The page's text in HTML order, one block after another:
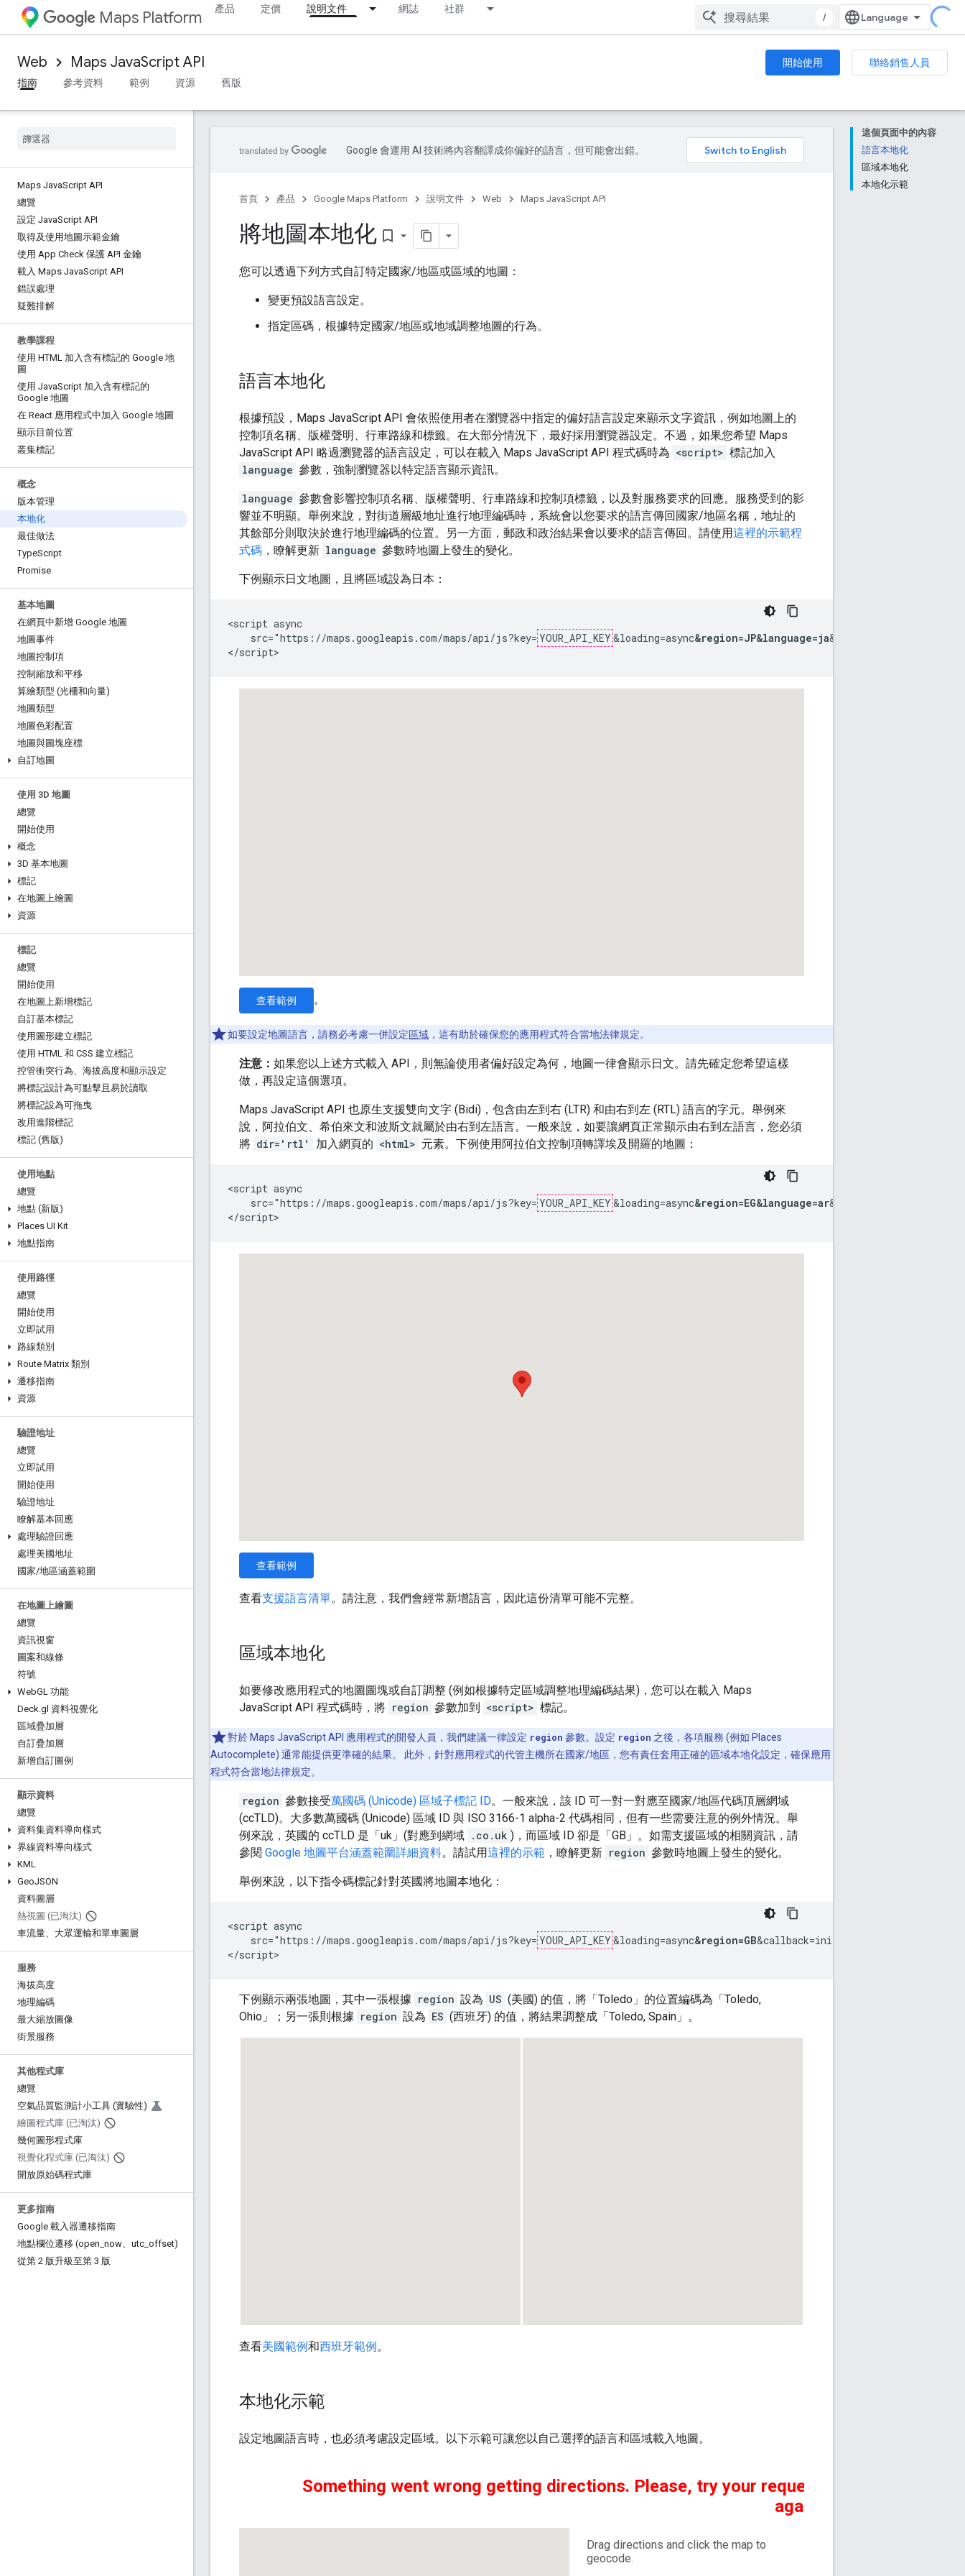
Maps Platform 產品 定價 說明文件 網誌 社群
/
Web Maps JavaScript API 開始使用
聯絡銷售人員
指南
參考資料 範例 資源 舊版
Maps JavaScript API
總覽
設定 JavaScript API
取得及使用地圖示範金鑰
使用 App Check 保護 API 金鑰
載入 Maps JavaScript API
錯誤處理
疑難排解
教學課程
使用 HTML 加入含有標記的 Google 地
圖
使用 JavaScript 加入含有標記的
Google 地圖
在 React 應用程式中加入 Google 地圖
顯示目前位置
叢集標記
概念
版本管理
本地化
最佳做法
TypeScript
Promise
基本地圖
在網頁中新增 Google 地圖
地圖事件
地圖控制項
控制縮放和平移
算繪類型 (光柵和向量)
地圖類型
地圖色彩配置
地圖與圖塊座標
自訂地圖
使用 3D 地圖
總覽
開始使用
概念
3D 基本地圖
標記
在地圖上繪圖
資源
標記
總覽
開始使用
在地圖上新增標記
自訂基本標記
使用圖形建立標記
使用 HTML 和 CSS 建立標記
控管衝突行為、海拔高度和顯示設定
將標記設計為可點擊且易於讀取
將標記設為可拖曳
改用進階標記
標記 (舊版)
使用地點
總覽
地點 (新版)
Places UI Kit
地點指南
使用路徑
總覽
開始使用
立即試用
路線類別
Route Matrix 類別
遷移指南
資源
驗證地址
總覽
立即試用
開始使用
驗證地址
瞭解基本回應
處理驗證回應
處理美國地址
國家/地區涵蓋範圍
在地圖上繪圖
總覽
資訊視窗
圖案和線條
符號
WebGL 功能
Deck.gl 資料視覺化
區域疊加層
自訂疊加層
新增自訂圖例
顯示資料
總覽
資料集資料導向樣式
界線資料導向樣式
KML
GeoJSON
資料圖層
熱視圖 (已淘汰)
車流量、大眾運輸和單車圖層
服務
海拔高度
地理編碼
最大縮放圖像
街景服務
其他程式庫
總覽
空氣品質監測計小工具 (實驗性)
繪圖程式庫 (已淘汰)
幾何圖形程式庫
視覺化程式庫 (已淘汰)
開放原始碼程式庫
更多指南
Google 載入器遷移指南
地點欄位遷移 (open now、utc offset)
從第 2 版升級至第 3 版
這個頁面中的內容
語言本地化
區域本地化
本地化示範
Google 會運用 AI 技術將內容翻譯成你偏好的語言，但可能會出錯。
首頁 產品 Google Maps Platform 說明文件 Web Maps JavaScript API
將地圖本地化 bookmark_border
您可以透過下列方式自訂特定國家/地區或區域的地圖：
變更預設語言設定。
指定區碼，根據特定國家/地區或地域調整地圖的行為。
語言本地化
根據預設，Maps JavaScript API 會依照使用者在瀏覽器中指定的偏好語言設定來顯示文字資訊，例如地圖上的
控制項名稱、版權聲明、行車路線和標籤。在大部分情況下，最好採用瀏覽器設定。不過，如果您希望 Maps
JavaScript API 略過瀏覽器的語言設定，可以在載入 Maps JavaScript API 程式碼時為 <script> 標記加入
language 參數，強制瀏覽器以特定語言顯示資訊。
language 參數會影響控制項名稱、版權聲明、行車路線和控制項標籤，以及對服務要求的回應。服務受到的影
響並不明顯。舉例來說，對街道層級地址進行地理編碼時，系統會以您要求的語言傳回國家/地區名稱，地址的
其餘部分則取決於進行地理編碼的位置。另一方面，郵政和政治結果會以要求的語言傳回。請使用這裡的示範程
式碼 ，瞭解更新 language 參數時地圖上發生的變化。
下例顯示日文地圖，且將區域設為日本：
<script async
    src="https://maps.googleapis.com/maps/api/js?key=
YOUR_API_KEY &loading=async&region=JP&language=ja&callback=initMap">
</script>
查看範例 。
如要設定地圖語言，請務必考慮一併設定區域 ，這有助於確保您的應用程式符合當地法律規定。
注意： 如果您以上述方式載入 API，則無論使用者偏好設定為何，地圖一律會顯示日文。請先確定您希望這樣
做，再設定這個選項。
Maps JavaScript API 也原生支援雙向文字 (Bidi)，包含由左到右 (LTR) 和由右到左 (RTL) 語言的字元。舉例來
說，阿拉伯文、希伯來文和波斯文就屬於由右到左語言。一般來說，如要讓網頁正常顯示由右到左語言，您必須
將 dir='rtl' 加入網頁的 <html> 元素。下例使用阿拉伯文控制項轉譯埃及開羅的地圖：
<script async
    src="https://maps.googleapis.com/maps/api/js?key=
YOUR_API_KEY &loading=async&region=EG&language=ar&callback=initMap">
</script>
查看範例
查看支援語言清單。請注意，我們會經常新增語言，因此這份清單可能不完整。
區域本地化
如要修改應用程式的地圖圖塊或自訂調整 (例如根據特定區域調整地理編碼結果)，您可以在載入 Maps
JavaScript API 程式碼時，將 region 參數加到 <script> 標記。
對於 Maps JavaScript API 應用程式的開發人員，我們建議一律設定 region 參數。設定 region 之後，各項服務 (例如 Places
Autocomplete) 通常能提供更準確的結果。 此外，針對應用程式的代管主機所在國家/地區，您有責任套用正確的區域本地化設定，確保應用
程式符合當地法律規定。
region 參數接受萬國碼 (Unicode) 區域子標記 ID。一般來說，該 ID 可一對一對應至國家/地區代碼頂層網域
(ccTLD)。大多數萬國碼 (Unicode) 區域 ID 與 ISO 3166-1 alpha-2 代碼相同，但有一些需要注意的例外情況。舉
例來說，英國的 ccTLD 是「uk」(對應到網域 .co.uk )，而區域 ID 卻是「GB」。如需支援區域的相關資訊，請
參閱 Google 地圖平台涵蓋範圍詳細資料。請試用這裡的示範 ，瞭解更新 region 參數時地圖上發生的變化。
舉例來說，以下指令碼標記針對英國將地圖本地化：
<script async
    src="https://maps.googleapis.com/maps/api/js?key=
YOUR_API_KEY &loading=async&region=GB&callback=initMap">
</script>
下例顯示兩張地圖，其中一張根據 region 設為 US (美國) 的值，將「Toledo」的位置編碼為「Toledo,
Ohio」；另一張則根據 region 設為 ES (西班牙) 的值，將結果調整成「Toledo, Spain」。
查看美國範例和西班牙範例。
本地化示範
設定地圖語言時，也必須考慮設定區域。以下示範可讓您以自己選擇的語言和區域載入地圖。